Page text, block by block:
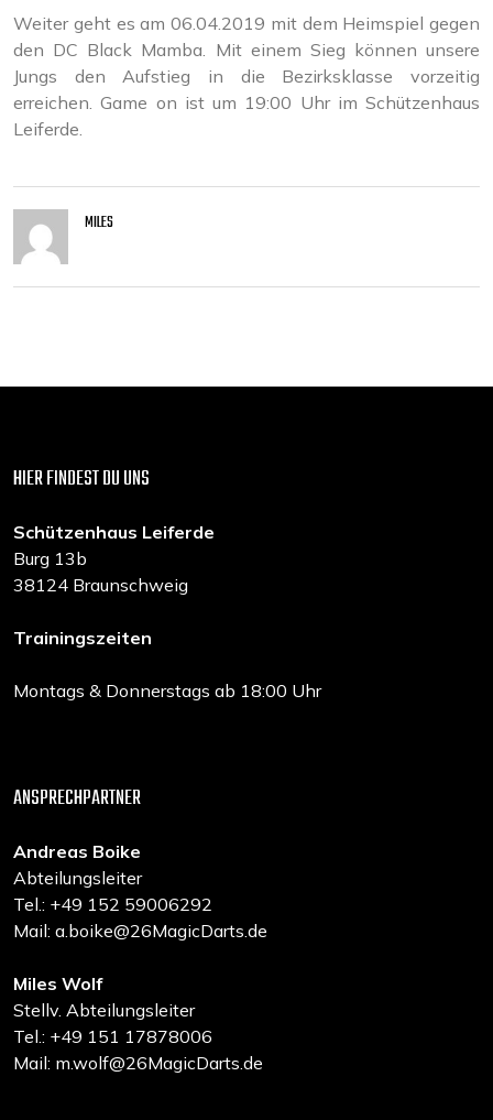
Weiter geht es am 06.04.2019 mit dem Heimspiel gegen
den DC Black Mamba. Mit einem Sieg können unsere
Jungs den Aufstieg in die Bezirksklasse vorzeitig
erreichen. Game on ist um 19:00 Uhr im Schützenhaus
Leiferde.
MILES
HIER FINDEST DU UNS
Schützenhaus Leiferde
Burg 13b
38124 Braunschweig
Trainingszeiten
Montags & Donnerstags ab 18:00 Uhr
ANSPRECHPARTNER
Andreas Boike
Abteilungsleiter
Tel.: +49 152 59006292
Mail: a.boike@26MagicDarts.de
Miles Wolf
Stellv. Abteilungsleiter
Tel.: +49 151 17878006
Mail: m.wolf@26MagicDarts.de